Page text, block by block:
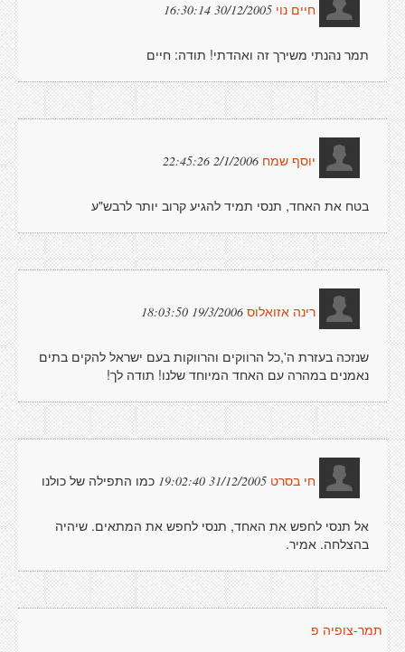
חיים נוי 30/12/2005 16:30:14
תמר נהנתי משירך זה ואהדתי! תודה: חיים
יוסף שמח 2/1/2006 22:45:26
בטח את האחד, תנסי תמיד להגיע קרוב יותר לרבש"ע
רינה אזואלוס 19/3/2006 18:03:50
שנזכה בעזרת ה',כל הרווקים והרווקות בעם ישראל להקים בתים
נאמנים במהרה עם האחד המיוחד שלנו! תודה לך!
חי בסרט 31/12/2005 19:02:40 כמו התפילה של כולנו
אל תנסי לחפש את האחד, תנסי לחפש את המתאים. שיהיה
בהצלחה. אמיר.
תמר-צופיה פ